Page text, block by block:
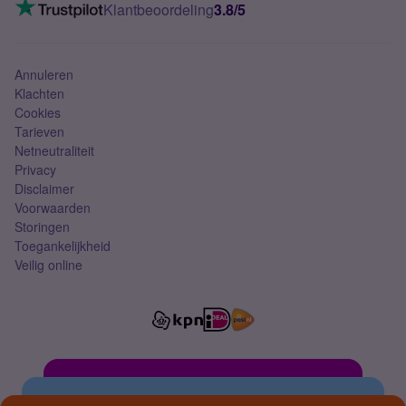
Mobiel abonnement
Klantbeoordeling3.8/5
Annuleren
Klachten
Cookies
Tarieven
Netneutraliteit
Privacy
Disclaimer
Voorwaarden
Storingen
Toegankelijkheid
Veilig online